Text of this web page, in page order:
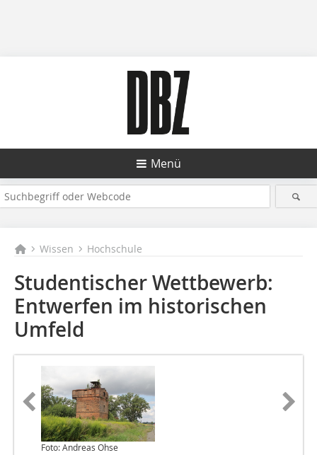
Menü
Wissen Hochschule
Studentischer Wettbewerb:
Entwerfen im historischen
Umfeld
Foto: Andreas Ohse